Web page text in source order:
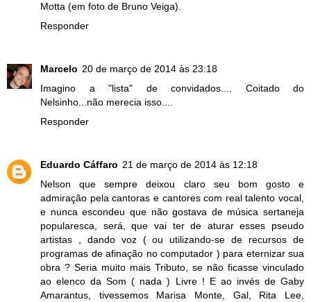
Motta (em foto de Bruno Veiga).
Responder
Marcelo 20 de março de 2014 às 23:18
Imagino a "lista" de convidados.... Coitado do
Nelsinho...não merecia isso....
Responder
Eduardo Cáffaro 21 de março de 2014 às 12:18
Nelson que sempre deixou claro seu bom gosto e
admiração pela cantoras e cantores com real talento vocal,
e nunca escondeu que não gostava de música sertaneja
popularesca, será, que vai ter de aturar esses pseudo
artistas , dando voz ( ou utilizando-se de recursos de
programas de afinação no computador ) para eternizar sua
obra ? Seria muito mais Tributo, se não ficasse vinculado
ao elenco da Som ( nada ) Livre ! E ao invés de Gaby
Amarantus, tivessemos Marisa Monte, Gal, Rita Lee,